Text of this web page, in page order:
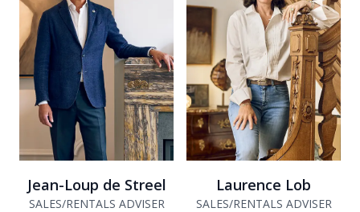
Jean-Loup de Streel
SALES/RENTALS ADVISER
Laurence Lob
SALES/RENTALS ADVISER